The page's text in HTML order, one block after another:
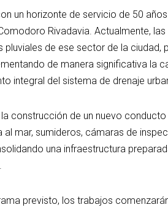
un horizonte de servicio de 50
Rivadavia. Actualmente,
pluviales de ese sector de la
de manera significativa la
integral del sistema de drenaje
construcción de un nuevo
al mar, sumideros, cámaras de
una infraestructura
previsto, los trabajos